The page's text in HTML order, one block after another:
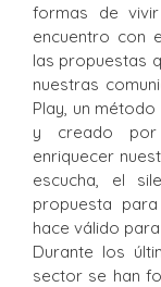
formas de
encuentro con
las propuestas
nuestras
Play, un
y creado por
enriquecer
escucha, el
propuesta
hace válido
Durante los
sector se han